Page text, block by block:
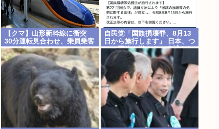
【クマ】山形新幹線に衝突
30分運転見合わせ、乗員乗客
にけがなし
自民党「国旗損壊罪、8月13
日から施行します」 日本、つ
いに国旗を燃やすと逮捕され
る国へwww